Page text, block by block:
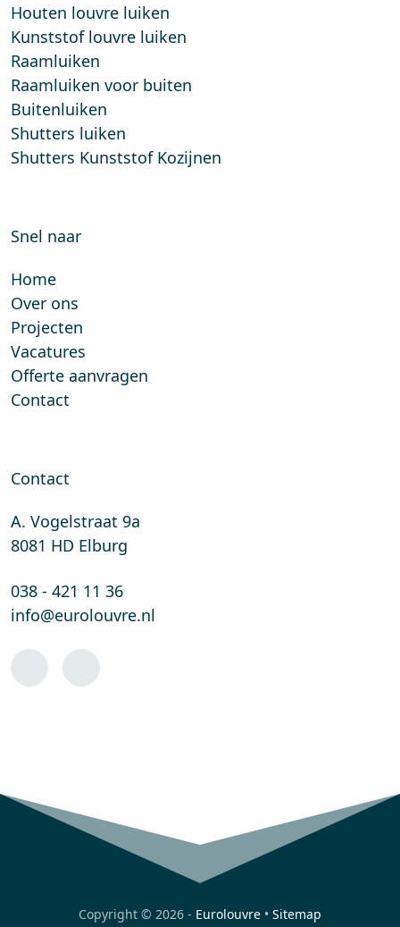
Houten louvre luiken
Kunststof louvre luiken
Raamluiken
Raamluiken voor buiten
Buitenluiken
Shutters luiken
Shutters Kunststof Kozijnen
Snel naar
Home
Over ons
Projecten
Vacatures
Offerte aanvragen
Contact
Contact
A. Vogelstraat 9a
8081 HD Elburg
038 - 421 11 36
info@eurolouvre.nl
Copyright © 2026 - Eurolouvre • Sitemap